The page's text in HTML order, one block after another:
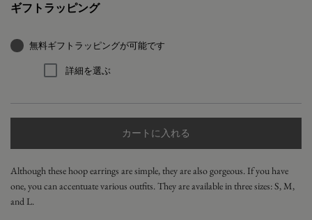
ギフトラッピング
無料ギフトラッピングが可能です
詳細を選ぶ
カートに入れる
Although these hoop earrings are simple, they are also gorgeous. If you have
one, you can accentuate various outfits. They are available in three sizes: S, M,
and L.